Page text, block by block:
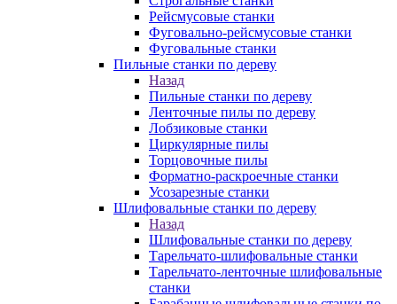
Рейсмусовые станки
Фуговально-рейсмусовые станки
Фуговальные станки
Пильные станки по дереву
Назад
Пильные станки по дереву
Ленточные пилы по дереву
Лобзиковые станки
Циркулярные пилы
Торцовочные пилы
Форматно-раскроечные станки
Усозарезные станки
Шлифовальные станки по дереву
Назад
Шлифовальные станки по дереву
Тарельчато-шлифовальные станки
Тарельчато-ленточные шлифовальные
станки